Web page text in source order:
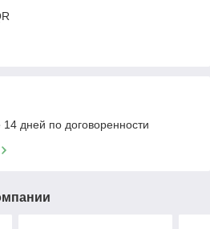
14 дней по договоренности